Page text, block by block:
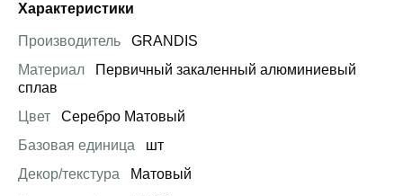
Характеристики
Производитель
GRANDIS
Материал
Первичный закаленный алюминиевый
сплав
Цвет
Серебро Матовый
Базовая единица
шт
Декор/текстура
Матовый